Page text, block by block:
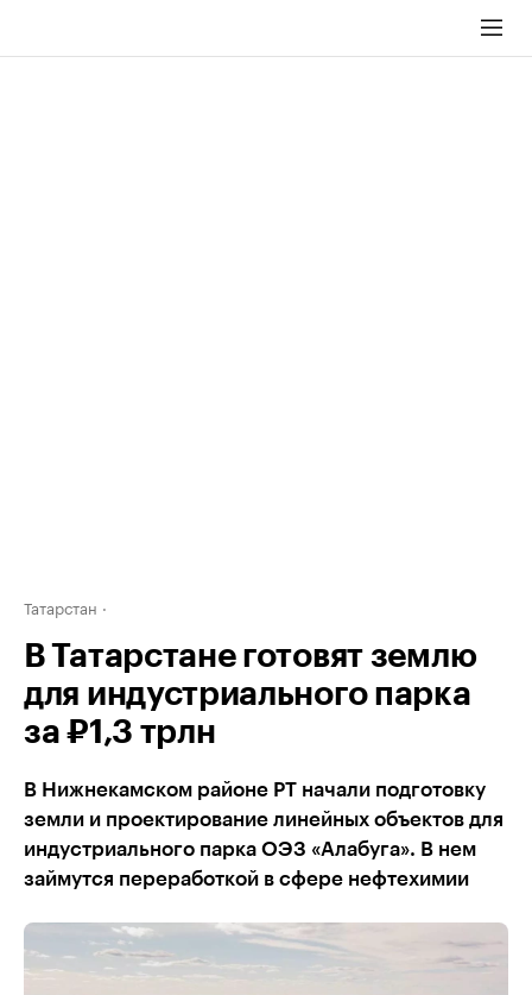
Татарстан
В Татарстане готовят землю
для индустриального парка
за ₽1,3 трлн
В Нижнекамском районе РТ начали подготовку
земли и проектирование линейных объектов для
индустриального парка ОЭЗ «Алабуга». В нем
займутся переработкой в сфере нефтехимии